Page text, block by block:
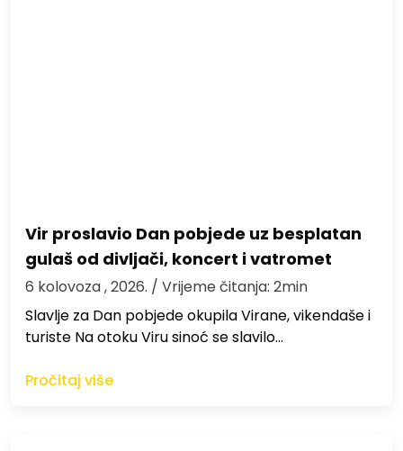
Vir proslavio Dan pobjede uz besplatan
gulaš od divljači, koncert i vatromet
6 kolovoza , 2026. / Vrijeme čitanja: 2min
Slavlje za Dan pobjede okupila Virane, vikendaše i
turiste Na otoku Viru sinoć se slavilo…
Pročitaj više